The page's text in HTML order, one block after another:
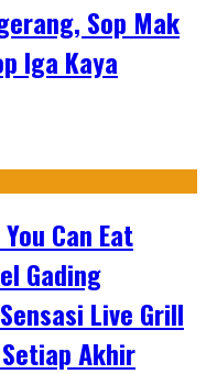
Sop Mak
Iga Kaya
Can Eat
Gading
Live Grill
Akhir